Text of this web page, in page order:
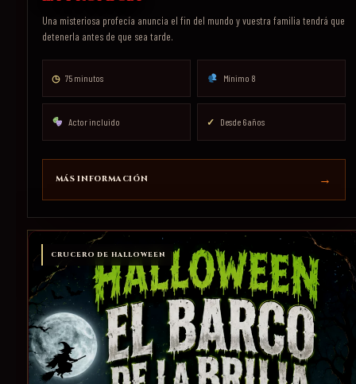
Una misteriosa profecía anuncia el fin del mundo y vuestra familia tendrá que
detenerla antes de que sea tarde.
◷ 75 minutos Mínimo 8
Actor incluido ✓ Desde 6 años
MÁS INFORMACIÓN
CRUCERO DE HALLOWEEN